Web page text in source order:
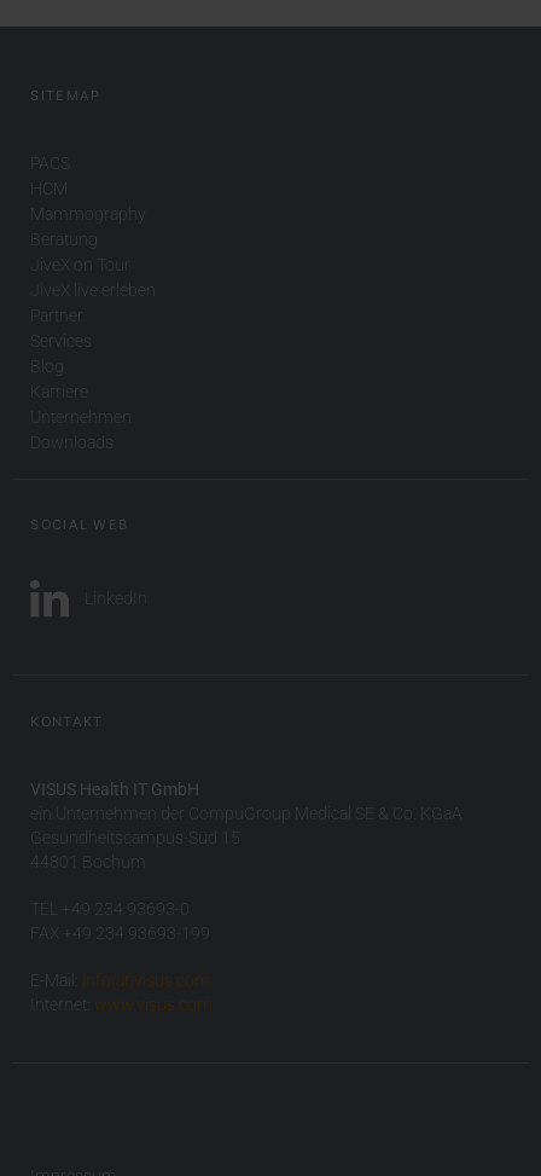
SITEMAP
PACS
HCM
Mammography
Beratung
JiveX on Tour
JiveX live erleben
Partner
Services
Blog
Karriere
Unternehmen
Downloads
SOCIAL WEB
LinkedIn
KONTAKT
VISUS Health IT GmbH
ein Unternehmen der CompuGroup Medical SE & Co. KGaA
Gesundheitscampus-Süd 15
44801 Bochum
TEL +49 234 93693-0
FAX +49 234 93693-199
E-Mail:
info(at)visus.com
Internet:
www.visus.com